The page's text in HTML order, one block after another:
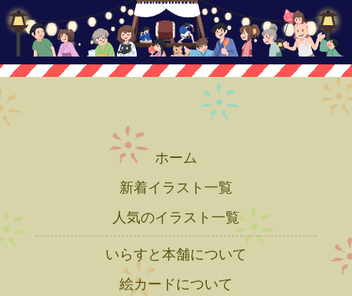
ホーム
新着イラスト一覧
人気のイラスト一覧
いらすと本舗について
絵カードについて